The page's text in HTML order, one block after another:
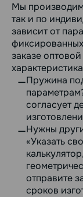
Мы
так и по
зависит от
заказе
Пружина
согласует
Нужны
«Указать
отправите
сроков